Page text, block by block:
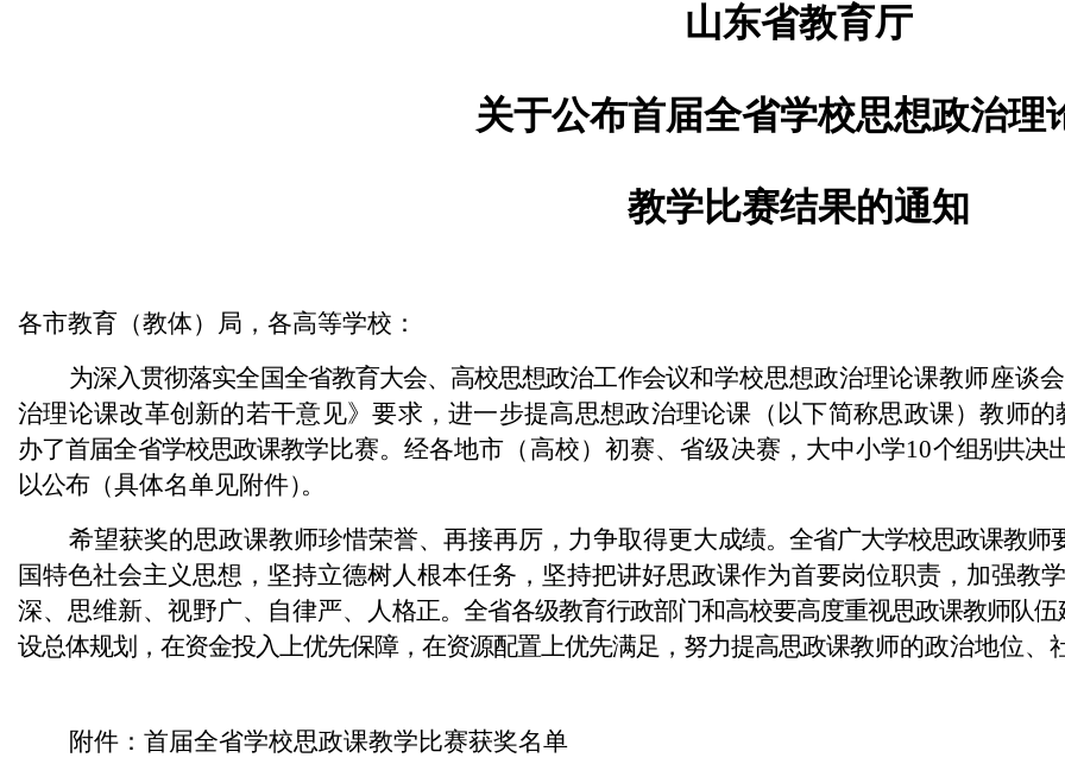
山东省教育厅
关于公布首届全省学校思想政治理
教学比赛结果的通知
各市教育（教体）局，各高等学校：
为深入贯彻落实全国全省教育大会、高校思想政治工作会议和学校思想政治理论课教师座谈
治理论课改革创新的若干意见》要求，进一步提高思想政治理论课（以下简称思政课）教师的
办了首届全省学校思政课教学比赛。经各地市（高校）初赛、省级决赛，大中小学10个组别共决
以公布（具体名单见附件）。
希望获奖的思政课教师珍惜荣誉、再接再厉，力争取得更大成绩。全省广大学校思政课教师
国特色社会主义思想，坚持立德树人根本任务， 坚持把讲好思政课作为首要岗位职责，加强教
深、思维新、视野广、自律严、人格正。全省各级教育行政部门和高校要高度重视思政课教师队
设总体规划，在资金投入上优先保障，在资源配置上优先满足，努力提高思政课教师的政治地位、
附件：首届全省学校思政课教学比赛获奖名单